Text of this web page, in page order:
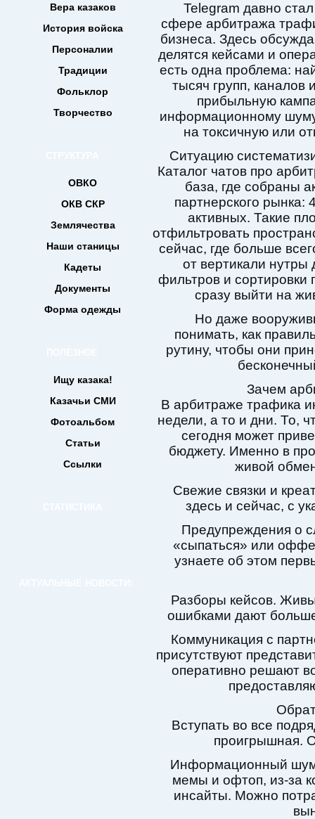
Вера казаков
История войска
Персоналии
Традиции
Фольклор
Творчество
ОВКО
ОКВ СКР
Землячества
Наши станицы
Кадеты
Документы
Форма одежды
Ищу казака!
Казачьи СМИ
Фотоальбом
Статьи
Ссылки
Telegram давно
сфере арбитража
бизнеса. Здесь
делятся кейсами и
есть одна проблема:
тысяч групп, каналов
прибыльную
информационному
на токсичную или
Ситуацию
Каталог чатов про
база, где собраны
партнерского
активных. Такие
отфильтровать
сейчас, где больше
от вертикали нутры
фильтров и сортировки
сразу выйти на
Но даже
понимать, как
рутину, чтобы они
Зачем
В арбитраже трафика
недели, а то и дни. То,
сегодня может
бюджету. Именно в
живой
Свежие связки и
здесь и сейчас, с
Предупреждения о
«сыпаться» или
узнаете об этом
Разборы кейсов.
ошибками дают
Коммуникация с
присутствуют
оперативно решают
Вступать во все
проигрышная.
Информационный шум.
мемы и офтоп, из-за
инсайты. Можно